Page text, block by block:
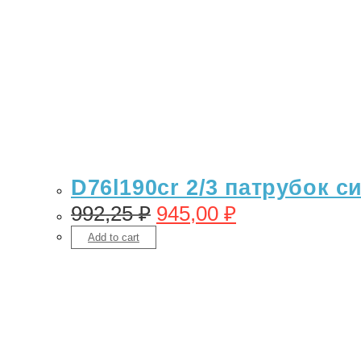
D76l190cr 2/3 патрубок
992,25₽ 945,00 ₽
Add to cart